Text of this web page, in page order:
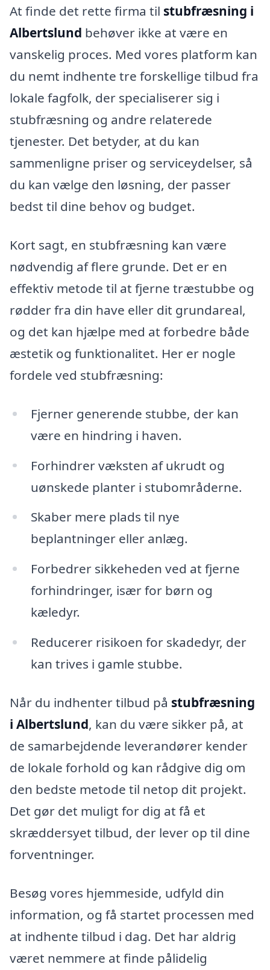
At finde det rette firma til stubfræsning i
Albertslund behøver ikke at være en
vanskelig proces. Med vores platform kan
du nemt indhente tre forskellige tilbud fra
lokale fagfolk, der specialiserer sig i
stubfræsning og andre relaterede
tjenester. Det betyder, at du kan
sammenligne priser og serviceydelser, så
du kan vælge den løsning, der passer
bedst til dine behov og budget.
Kort sagt, en stubfræsning kan være
nødvendig af flere grunde. Det er en
effektiv metode til at fjerne træstubbe og
rødder fra din have eller dit grundareal,
og det kan hjælpe med at forbedre både
æstetik og funktionalitet. Her er nogle
fordele ved stubfræsning:
Fjerner generende stubbe, der kan
være en hindring i haven.
Forhindrer væksten af ukrudt og
uønskede planter i stubområderne.
Skaber mere plads til nye
beplantninger eller anlæg.
Forbedrer sikkeheden ved at fjerne
forhindringer, især for børn og
kæledyr.
Reducerer risikoen for skadedyr, der
kan trives i gamle stubbe.
Når du indhenter tilbud på stubfræsning
i Albertslund, kan du være sikker på, at
de samarbejdende leverandører kender
de lokale forhold og kan rådgive dig om
den bedste metode til netop dit projekt.
Det gør det muligt for dig at få et
skræddersyet tilbud, der lever op til dine
forventninger.
Besøg vores hjemmeside, udfyld din
information, og få startet processen med
at indhente tilbud i dag. Det har aldrig
været nemmere at finde pålidelig